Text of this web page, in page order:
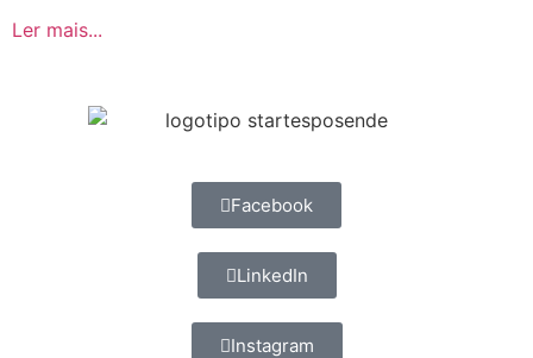
Ler mais...
Facebook
LinkedIn
Instagram